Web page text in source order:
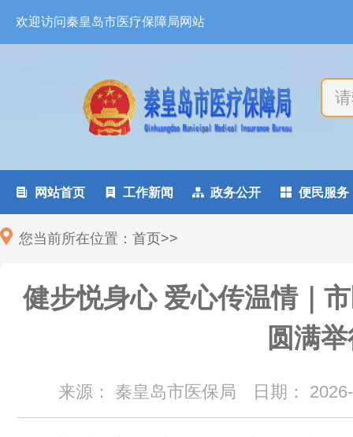
欢迎访问秦皇岛市医疗保障局网站
 网站首页  工作新闻  政务公开  便民服务
您当前所在位置： 首页>>
健步悦身心 爱心传温情｜
圆满
来源： 秦皇岛市医保局 日期：